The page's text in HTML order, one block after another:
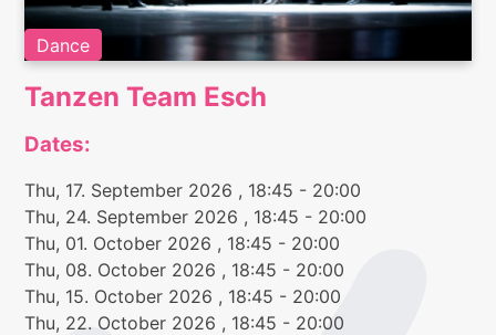
Dance
Tanzen Team Esch
Dates:
Thu, 17. September 2026 , 18:45 - 20:00
Thu, 24. September 2026 , 18:45 - 20:00
Thu, 01. October 2026 , 18:45 - 20:00
Thu, 08. October 2026 , 18:45 - 20:00
Thu, 15. October 2026 , 18:45 - 20:00
Thu, 22. October 2026 , 18:45 - 20:00